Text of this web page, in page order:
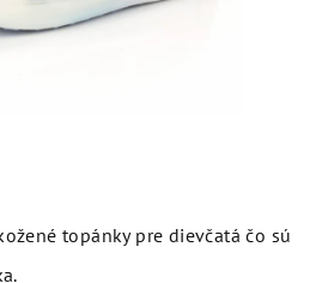
topánky pre dievčatá čo sú